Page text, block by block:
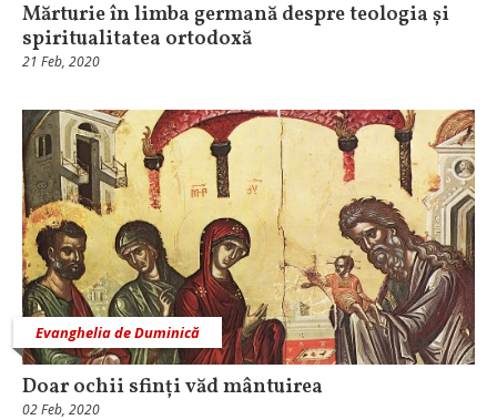
Mărturie în limba germană despre teologia și
spiritualitatea ortodoxă
21 Feb, 2020
Evanghelia de Duminică
Doar ochii sfinți văd mântuirea
02 Feb, 2020